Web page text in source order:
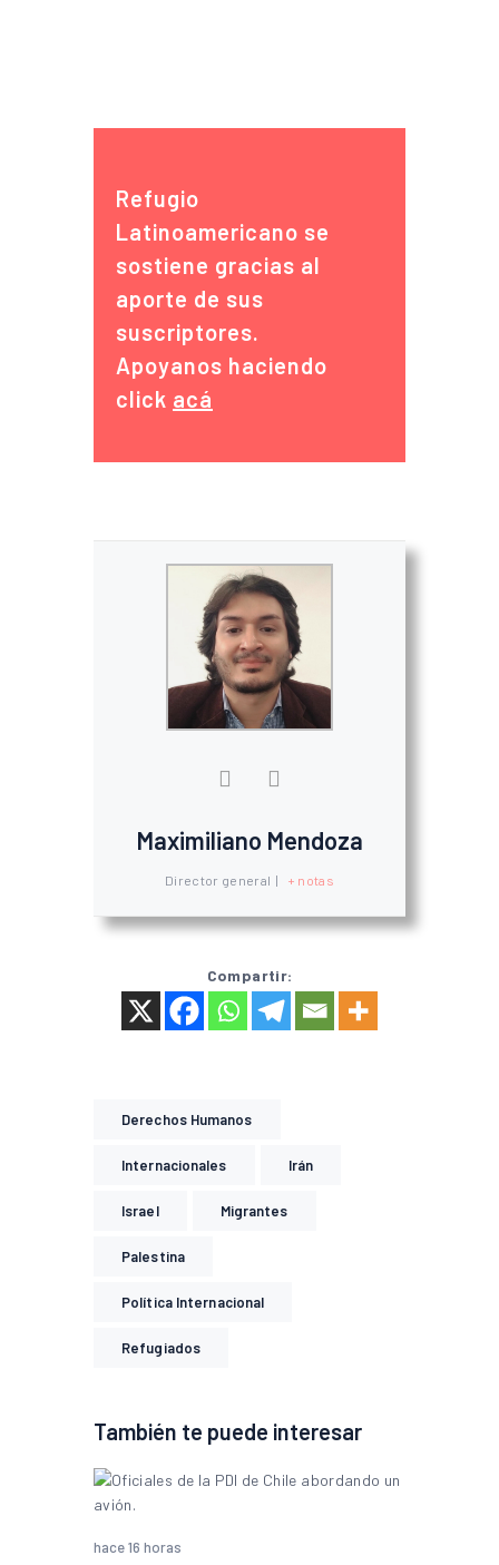
Refugio
Latinoamericano se
sostiene gracias al
aporte de sus
suscriptores.
Apoyanos haciendo
click acá
Maximiliano Mendoza
Director general | + notas
Compartir:
Derechos Humanos
Internacionales Irán
Israel Migrantes
Palestina
Política Internacional
Refugiados
También te puede interesar
hace 16 horas